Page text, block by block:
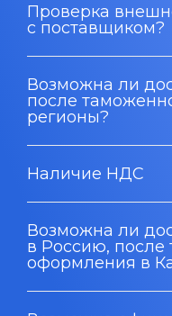
Проверка
с поставщиком?
Возможна ли
после
регионы?
Наличие НДС
Возможна ли
в Россию, после
оформления в